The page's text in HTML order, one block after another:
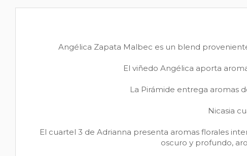
Angélica Zapata Malbec es un blend
El viñedo Angélica aporta
La Pirámide entrega aromas
Nicasia
El cuartel 3 de Adrianna presenta aromas florales
oscuro y profundo,